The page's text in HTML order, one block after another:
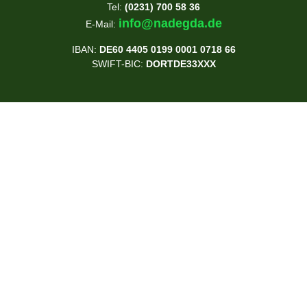
Tel: (0231) 700 58 36
E-Mail: info@nadegda.de
IBAN: DE60 4405 0199 0001 0718 66
SWIFT-BIC: DORTDE33XXX